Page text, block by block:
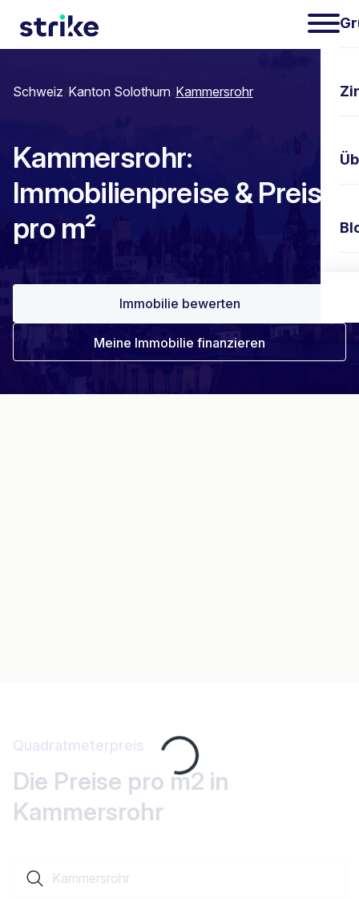
Schweiz/Kanton Solothurn/Kammersrohr
Kammersrohr:
Immobilienpreise & Preis
pro m²
Immobilie bewerten
Meine Immobilie finanzieren
Loading...
Quadratmeterpreis
Die Preise pro m2 in
Kammersrohr